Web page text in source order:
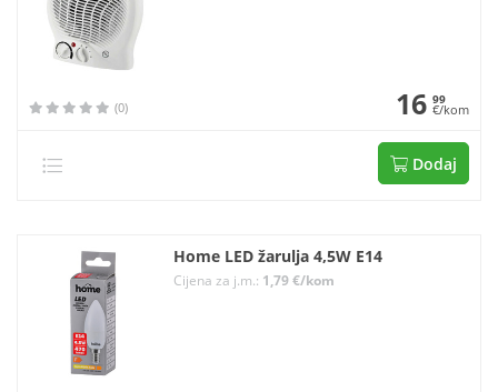
(0) 16 99
€/kom
Dodaj
Home LED žarulja 4,5W E14
Cijena za j.m.: 1,79 €/kom